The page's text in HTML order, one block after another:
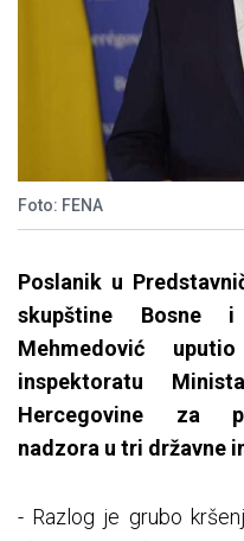
Foto: FENA
Poslanik u
skupštine Bosne i
Mehmedović
inspektoratu
Hercegovine za
nadzora u tri državne
- Razlog je grubo